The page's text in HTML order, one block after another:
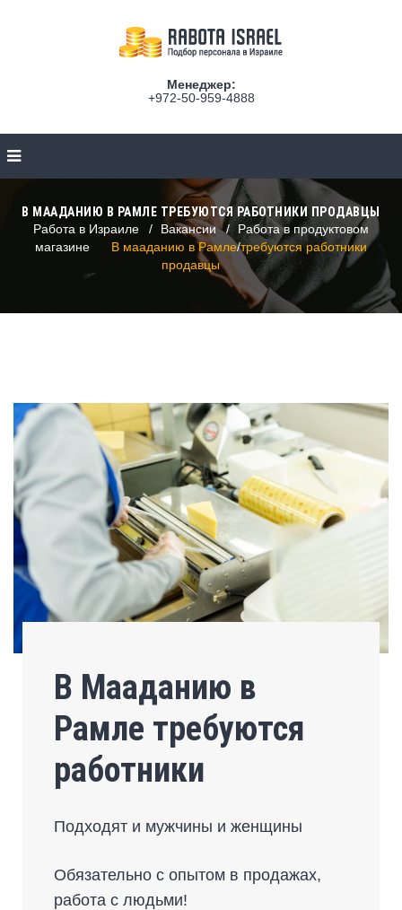
Менеджер:
+972-50-959-4888
В МААДАНИЮ В РАМЛЕ ТРЕБУЮТСЯ РАБОТНИКИ ПРОДАВЦЫ
Работа в Израиле
Вакансии
Работа в продуктовом
магазине
В мааданию в Рамле требуются работники
продавцы
В Мааданию в
Рамле требуются
работники
Подходят и мужчины и женщины
Обязательно с опытом в продажах,
работа с людьми!